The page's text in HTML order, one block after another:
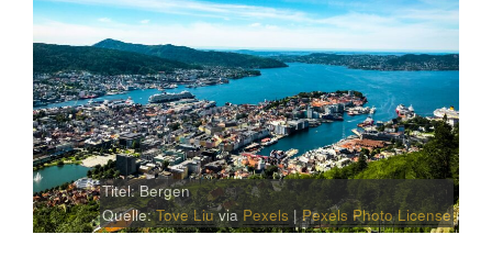
Titel: Bergen
Quelle:Tove Liuvia Pexels |Pexels Photo License